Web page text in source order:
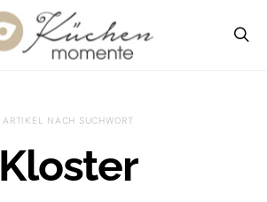
ARTIKEL NACH SUCHWORT
Kloster